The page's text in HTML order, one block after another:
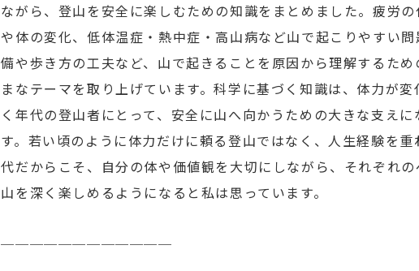
ながら、登山を安全に楽しむための知識をまとめました。疲労
や体の変化、低体温症・熱中症・高山病など山で起こりやすい
備や歩き方の工夫など、山で起きることを原因から理解するた
まなテーマを取り上げています。科学に基づく知識は、体力が変
く年代の登山者にとって、安全に山へ向かうための大きな支えに
す。若い頃のように体力だけに頼る登山ではなく、人生経験を
代だからこそ、自分の体や価値観を大切にしながら、それぞれ
山を深く楽しめるようになると私は思っています。
────────────